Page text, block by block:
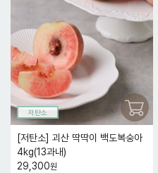
저탄소
[저탄소] 괴산 딱딱이 백도복숭아
4kg(13과내)
29,300원